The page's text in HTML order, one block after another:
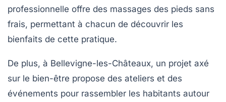
professionnelle offre des massages des pieds sans
frais, permettant à chacun de découvrir les
bienfaits de cette pratique.
De plus, à Bellevigne-les-Châteaux, un projet axé
sur le bien-être propose des ateliers et des
événements pour rassembler les habitants autour